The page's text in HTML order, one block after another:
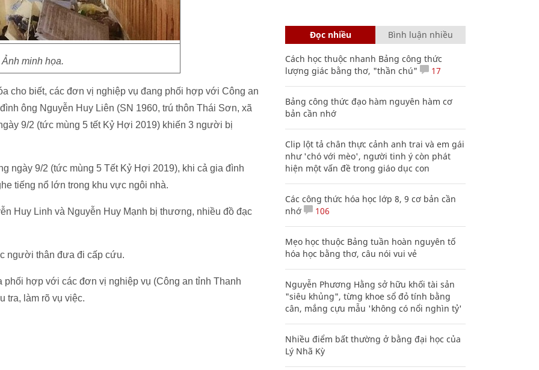
Ảnh minh họa.
cho biết, các đơn vị nghiệp vụ đang phối hợp với Công an
ông Nguyễn Huy Liên (SN 1960, trú thôn Thái Sơn, xã
9/2 (tức mùng 5 tết Kỷ Hợi 2019) khiến 3 người bị
ngày 9/2 (tức mùng 5 Tết Kỷ Hợi 2019), khi cả gia đình
tiếng nổ lớn trong khu vực ngôi nhà.
Huy Linh và Nguyễn Huy Mạnh bị thương, nhiều đồ đạc
người thân đưa đi cấp cứu.
hợp với các đơn vị nghiệp vụ (Công an tỉnh Thanh
tra, làm rõ vụ việc.
Đọc nhiều Bình luận nhiều
Cách học thuộc nhanh Bảng công thức
lượng giác bằng thơ, "thần chú"
17
Bảng công thức đạo hàm nguyên hàm cơ
bản cần nhớ
Clip lột tả chân thực cảnh anh trai và em gái
như 'chó với mèo', người tinh ý còn phát
hiện một vấn đề trong giáo dục con
Các công thức hóa học lớp 8, 9 cơ bản cần
nhớ
106
Mẹo học thuộc Bảng tuần hoàn nguyên tố
hóa học bằng thơ, câu nói vui vẻ
Nguyễn Phương Hằng sở hữu khối tài sản
"siêu khủng", từng khoe sổ đỏ tính bằng
cân, mắng cựu mẫu 'không có nổi nghìn tỷ'
Nhiều điểm bất thường ở bằng đại học của
Lý Nhã Kỳ